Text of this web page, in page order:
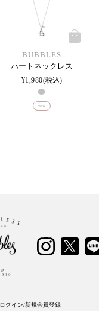
BUBBLES
ハートネックレス
¥1,980 税込
new
ログイン/新規会員登録